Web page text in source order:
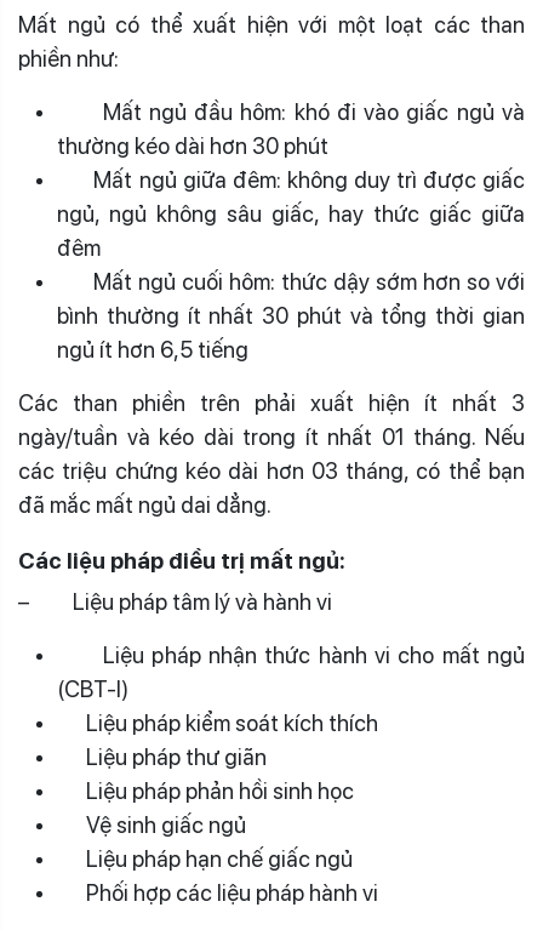
Mất ngủ có thể xuất hiện với một loạt các than
phiền như:
Mất ngủ đầu hôm: khó đi vào giấc ngủ và
thường kéo dài hơn 30 phút
Mất ngủ giữa đêm: không duy trì được giấc
ngủ, ngủ không sâu giấc, hay thức giấc giữa
đêm
Mất ngủ cuối hôm: thức dậy sớm hơn so với
bình thường ít nhất 30 phút và tổng thời gian
ngủ ít hơn 6,5 tiếng
Các than phiền trên phải xuất hiện ít nhất 3
ngày/tuần và kéo dài trong ít nhất 01 tháng. Nếu
các triệu chứng kéo dài hơn 03 tháng, có thể bạn
đã mắc mất ngủ dai dẳng.
Các liệu pháp điều trị mất ngủ:
– Liệu pháp tâm lý và hành vi
Liệu pháp nhận thức hành vi cho mất ngủ
(CBT-I)
Liệu pháp kiểm soát kích thích
Liệu pháp thư giãn
Liệu pháp phản hồi sinh học
Vệ sinh giấc ngủ
Liệu pháp hạn chế giấc ngủ
Phối hợp các liệu pháp hành vi